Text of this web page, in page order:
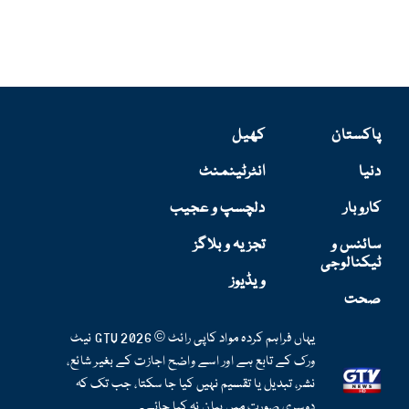
پاکستان
دنیا
کاروبار
سائنس و
ٹیکنالوجی
صحت
کھیل
انٹرٹینمنٹ
دلچسپ و عجیب
تجزیہ و بلاگز
ویڈیوز
یہاں فراہم کردہ مواد کاپی رائٹ © 2026 GTV نیٹ
ورک کے تابع ہے اور اسے واضح اجازت کے بغیر شائع،
نشر، تبدیل یا تقسیم نہیں کیا جا سکتا، جب تک کہ